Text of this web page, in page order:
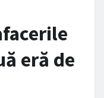
eră de